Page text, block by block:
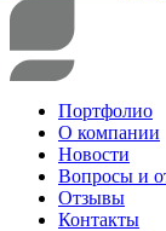
Портфолио
О компании
Новости
Вопросы и
Отзывы
Контакты